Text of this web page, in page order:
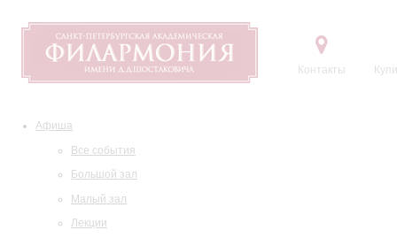
Контакты
Афиша
Все события
Большой зал
Малый зал
Лекции